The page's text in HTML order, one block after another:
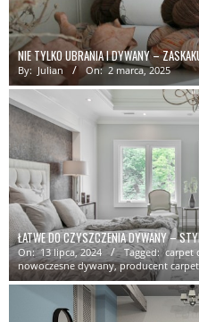
NIE TYLKO UBRANIA I DYWANY –
By: Julian On: 2 marca, 2025
ŁATWE DO CZYSZCZENIA DYWANY –
On: 13 lipca, 2024 Tagged: carpet
nowoczesne dywany,producent